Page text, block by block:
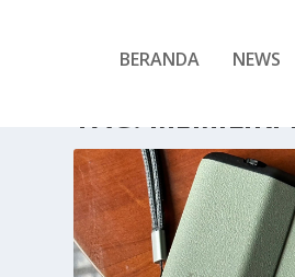
BERANDA NEWS
TAG: MEMILIKI